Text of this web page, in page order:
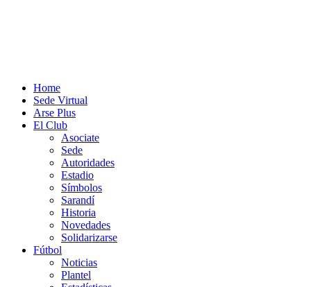
Home
Sede Virtual
Arse Plus
El Club
Asociate
Sede
Autoridades
Estadio
Símbolos
Sarandí
Historia
Novedades
Solidarizarse
Fútbol
Noticias
Plantel